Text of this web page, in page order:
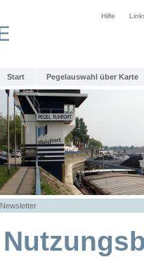
Hilfe
Start Pegelauswahl über Karte
Newsletter